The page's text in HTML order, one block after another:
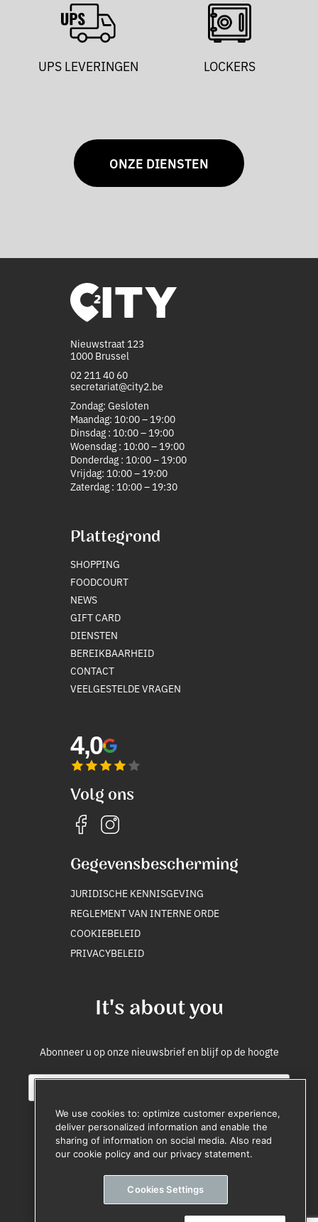
UPS LEVERINGEN LOCKERS
ONZE DIENSTEN
Nieuwstraat 123
1000 Brussel
02 211 40 60
secretariat@city2.be
Zondag: Gesloten
Maandag: 10:00 – 19:00
Dinsdag : 10:00 – 19:00
Woensdag : 10:00 – 19:00
Donderdag : 10:00 – 19:00
Vrijdag: 10:00 – 19:00
Zaterdag : 10:00 – 19:30
Plattegrond
SHOPPING
FOODCOURT
NEWS
GIFT CARD
DIENSTEN
BEREIKBAARHEID
CONTACT
VEELGESTELDE VRAGEN
It's about you
Abonneer u op onze nieuwsbrief en blijf op de hoogte
E*
Registreren
Uitschrijven op elk moment
4,0
Volg ons
Gegevensbescherming
JURIDISCHE KENNISGEVING
REGLEMENT VAN INTERNE ORDE
COOKIEBELEID
PRIVACYBELEID
We use cookies to: optimize customer experience,
deliver personalized information and enable the
sharing of information on social media. Also read
our cookie policy and our privacy statement.
Cookies Settings